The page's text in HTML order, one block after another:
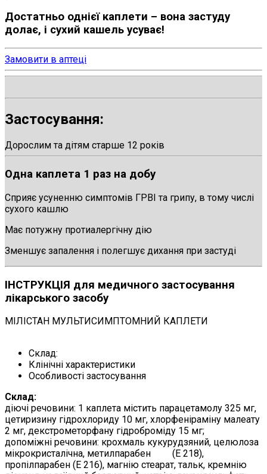
Достатньо однієї каплети – вона застуду
долає, і сухий кашель усуває!
Замовити в аптеці
Застосування:
Дорослим та дітям старше 12 років
Одна каплета 1 раз на добу
Сприяє усуненню симптомів ГРВІ та грипу, в тому числі
сухого кашлю
Має потужну протиалергічну дію
Зменшує запалення і полегшує дихання при застуді
ІНСТРУКЦІЯ для медичного застосування
лікарського засобу
МІЛІСТАН МУЛЬТИСИМПТОМНИЙ КАПЛЕТИ
Склад:
Клінічні характеристики
Особливості застосування
Склад:
діючі речовини: 1 каплета містить парацетамолу 325 мг,
цетиризину гідрохлориду 10 мг, хлорфеніраміну малеату
2 мг, декстрометорфану гідроброміду 15 мг;
допоміжні речовини: крохмаль кукурудзяний, целюлоза
мікрокристалічна, метилпарабен (Е 218),
пропілпарабен (Е 216), магнію стеарат, тальк, кремнію